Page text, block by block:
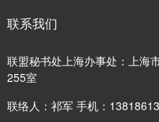
联系我们
联盟秘书处上海办事处：上海
255室
联络人：祁军 手机：